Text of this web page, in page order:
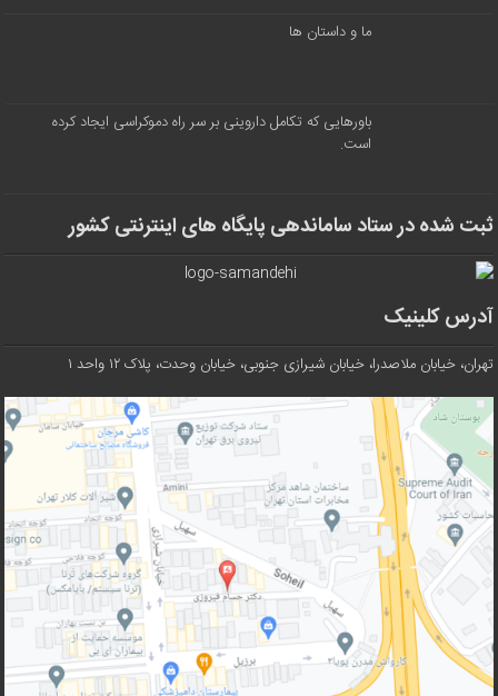
ما و داستان ها
باورهایی که تکامل داروینی بر سر راه دموکراسی ایجاد کرده
است.
ثبت شده در ستاد ساماندهی پایگاه های اینترنتی کشور
آدرس کلینیک
تهران، خیابان ملاصدرا، خیابان شیرازی جنوبی، خیابان وحدت، پلاک ۱۲ واحد ۱